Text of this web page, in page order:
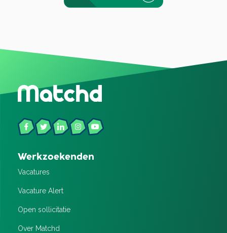
Werkzoekenden
Vacatures
Vacature Alert
Open sollicitatie
Over Matchd